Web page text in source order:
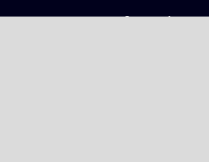
Categories